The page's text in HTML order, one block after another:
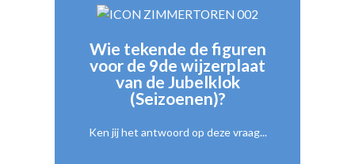
Wie tekende de figuren
voor de 9de wijzerplaat
van de Jubelklok
(Seizoenen)?
Ken jij het antwoord op deze vraag...
ANTWOORD
Wijzerplaat 9 - de Seizoenen - zijn
verdeeld in vier vakken die elk een
seizoen voorstellen.
Felix Timmermans.